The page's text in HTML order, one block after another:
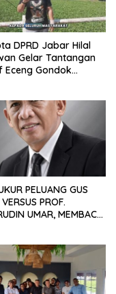
DPRD Jabar Hilal
Gelar Tantangan
Eceng Gondok
PELUANG GUS
PROF.
UMAR, MEMBACA